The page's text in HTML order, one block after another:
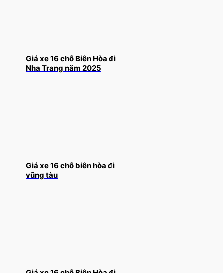
Giá xe 16 chỗ Biên Hòa đi
Nha Trang năm 2025
Giá xe 16 chỗ biên hòa đi
vũng tàu